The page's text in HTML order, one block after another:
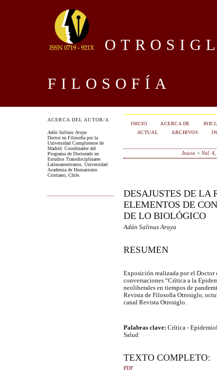
FILOSOFÍA
ACERCA DEL AUTOR/A
Adán Salinas Araya
Doctor en Filosofía por la
Universidad Complutense de
Madrid. Coordinador del
Programa de Doctorado en
Estudios Transdisciplinares
Latinoamericanos, Universidad
Academia de Humanismo
Cristiano, Chile.
INICIO ACERCA DE
ACTUAL
ARCHIVOS
Inicio> Vol.
DESAJUSTES DE
ELEMENTOS DE
DE LO BIOLÓGICO
Adán Salinas Araya
RESUMEN
Exposición realizada por el Doctor
conversaciones “Crítica a la
neoliberales en tiempos de
Revista de Filosofía Otrosiglo,
canal Revista Otrosiglo.
Palabras clave: Crítica -
Salud
TEXTO COMPLETO:
PDF